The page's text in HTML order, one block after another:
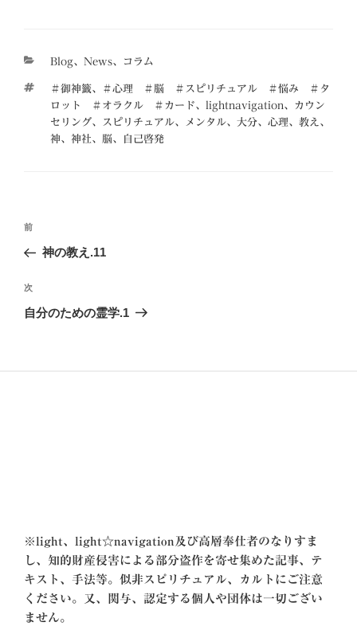
カ
ゴ
リ
ー
Blog、 News、 コラム
タ
グ
＃御神籤、
＃心理 ＃脳 ＃スピリチュアル ＃悩み ＃タ
ロット ＃オラクル ＃カード、 lightnavigation、
カウン
セリング、 スピリチュアル、 メンタル、 大分、 心理、 教え 、
神、 神社、 脳、 自己啓発
投
ビ
ゲ
前
の
稿
前
神の教え.11
次
の
次
自分のための霊学.1
※light、light☆navigation及び高層奉仕者のなりすま
し、知的財産侵害による部分盗作を寄せ集めた記事、テ
キスト、手法等。似非スピリチュアル、カルトにご注意
ください。又、関与、認定する個人や団体は一切ござい
ません。